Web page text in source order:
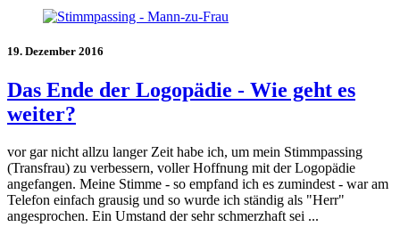
19. Dezember 2016
Das Ende der Logopädie - Wie geht es
weiter?
vor gar nicht allzu langer Zeit habe ich, um mein Stimmpassing
(Transfrau) zu verbessern, voller Hoffnung mit der Logopädie
angefangen. Meine Stimme - so empfand ich es zumindest - war am
Telefon einfach grausig und so wurde ich ständig als "Herr"
angesprochen. Ein Umstand der sehr schmerzhaft sei ...